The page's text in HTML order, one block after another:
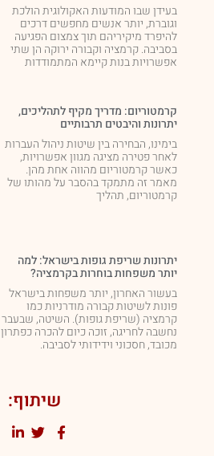
בעידן שבו המודעות האקולוגית הולכת
וגוברת, יותר אנשים מחפשים דרכים
להיפרד מיקיריהם תוך צמצום הפגיעה
בסביבה. קרמציה וקבורה ירוקה הן שתי
אפשרויות בנות קיימא המתמודדות
קרמטוריום: מדריך מקיף לתהליכים,
יתרונות והיבטים תרבותיים
בימינו, הבחירה בין שיטות ניהול העברות
לאחר פטירה מציגה מגוון אפשרויות,
כאשר קרמטוריום מהווה אחת מהן.
מאמר זה מתמקד בהסבר על מהותו של
קרמטוריום, תהליך
יתרונות שריפת גופות בישראל: למה
יותר משפחות בוחרות בקרמציה?
בעשור האחרון, יותר משפחות בישראל
פונות לשיטות קבורה מודרניות כמו
קרמציה (שריפת גופות). השיטה, שבעבר
נחשבה לחריגה, זוכה כיום להכרה כפתרון
מכובד, חסכוני וידידותי לסביבה.
שיתוף: